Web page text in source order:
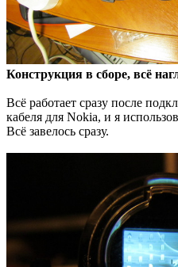
Конструкция в сборе, всё
Всё работает сразу после
кабеля для Nokia, и я
Всё завелось сразу.